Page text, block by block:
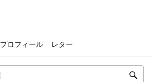
プロフィール レター